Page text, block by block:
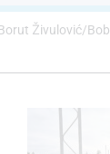
Živulović/